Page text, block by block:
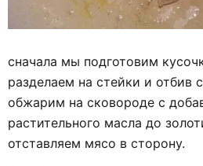
сначала мы подготовим
разделаем на стейки и отбив
обжарим на сковороде с
растительного масла до
отставляем мясо в сторону.